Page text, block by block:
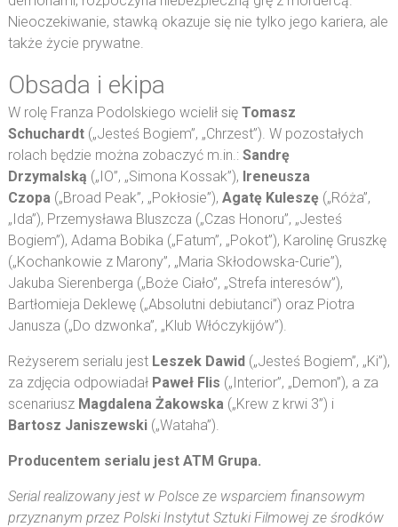
Nieoczekiwanie, stawką okazuje się nie tylko jego kariera, ale
także życie prywatne.
Obsada i ekipa
W rolę Franza Podolskiego wcielił się Tomasz
Schuchardt („Jesteś Bogiem”, „Chrzest”). W pozostałych
rolach będzie można zobaczyć m.in.: Sandrę
Drzymalską („IO”, „Simona Kossak”), Ireneusza
Czopa(„Broad Peak”, „Pokłosie”), Agatę Kuleszę(„Róża”,
„Ida”), Przemysława Bluszcza („Czas Honoru”, „Jesteś
Bogiem”), Adama Bobika („Fatum”, „Pokot”), Karolinę Gruszkę
(„Kochankowie z Marony”, „Maria Skłodowska-Curie”),
Jakuba Sierenberga („Boże Ciało”, „Strefa interesów”),
Bartłomieja Deklewę („Absolutni debiutanci”) oraz Piotra
Janusza („Do dzwonka”, „Klub Włóczykijów”).
Reżyserem serialu jest Leszek Dawid(„Jesteś Bogiem”, „Ki”),
za zdjęcia odpowiadał Paweł Flis („Interior”, „Demon”), a za
scenariusz Magdalena Żakowska(„Krew z krwi 3”) i
Bartosz Janiszewski(„Wataha”).
Producentem serialu jest ATM Grupa.
Serial realizowany jest w Polsce ze wsparciem finansowym
przyznanym przez Polski Instytut Sztuki Filmowej ze środków